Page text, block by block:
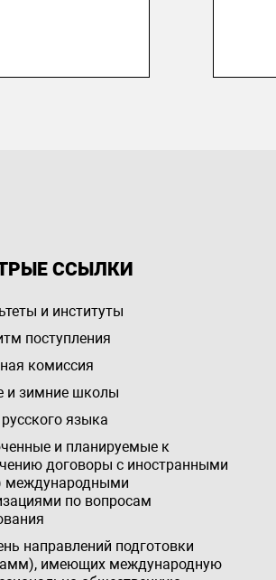
ССЫЛКИ
и институты
поступления
комиссия
и зимние школы
языка
и планируемые к
договоры с иностранными
международными
по вопросам
направлений подготовки
имеющих международную